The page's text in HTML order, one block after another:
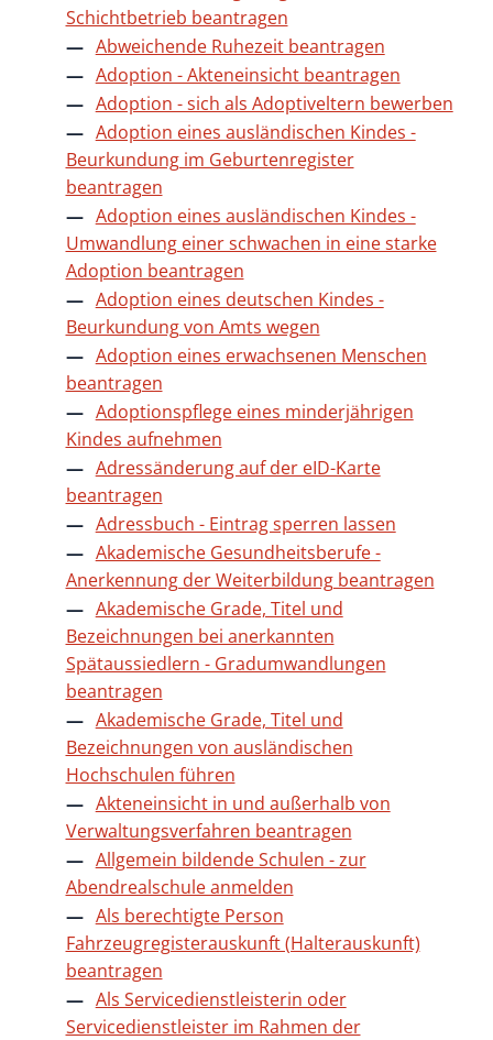
Schichtbetrieb beantragen
Abweichende Ruhezeit beantragen
Adoption - Akteneinsicht beantragen
Adoption - sich als Adoptiveltern bewerben
Adoption eines ausländischen Kindes -
Beurkundung im Geburtenregister
beantragen
Adoption eines ausländischen Kindes -
Umwandlung einer schwachen in eine starke
Adoption beantragen
Adoption eines deutschen Kindes -
Beurkundung von Amts wegen
Adoption eines erwachsenen Menschen
beantragen
Adoptionspflege eines minderjährigen
Kindes aufnehmen
Adressänderung auf der eID-Karte
beantragen
Adressbuch - Eintrag sperren lassen
Akademische Gesundheitsberufe -
Anerkennung der Weiterbildung beantragen
Akademische Grade, Titel und
Bezeichnungen bei anerkannten
Spätaussiedlern - Gradumwandlungen
beantragen
Akademische Grade, Titel und
Bezeichnungen von ausländischen
Hochschulen führen
Akteneinsicht in und außerhalb von
Verwaltungsverfahren beantragen
Allgemein bildende Schulen - zur
Abendrealschule anmelden
Als berechtigte Person
Fahrzeugregisterauskunft (Halterauskunft)
beantragen
Als Servicedienstleisterin oder
Servicedienstleister im Rahmen der